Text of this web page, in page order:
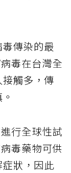
毒傳染的最
毒在台灣全
觸多，傳
行全球性試
毒藥物可供
狀，因此